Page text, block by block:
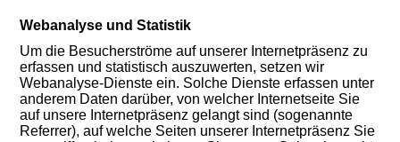
Webanalyse und Statistik
Um die Besucherströme auf unserer Internetpräsenz zu
erfassen und statistisch auszuwerten, setzen wir
Webanalyse-Dienste ein. Solche Dienste erfassen unter
anderem Daten darüber, von welcher Internetseite Sie
auf unsere Internetpräsenz gelangt sind (sogenannte
Referrer), auf welche Seiten unserer Internetpräsenz Sie